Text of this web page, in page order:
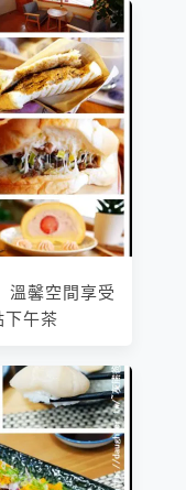
溫馨空間享受
午茶